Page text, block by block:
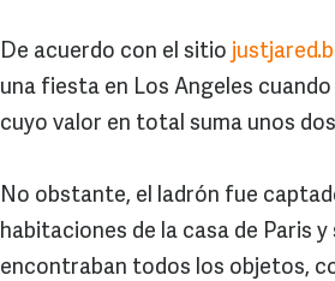
De acuerdo con el sitio
una fiesta en Los Angeles
cuyo valor en total suma unos
No obstante, el ladrón fue
habitaciones de la casa de Paris
encontraban todos los objetos,